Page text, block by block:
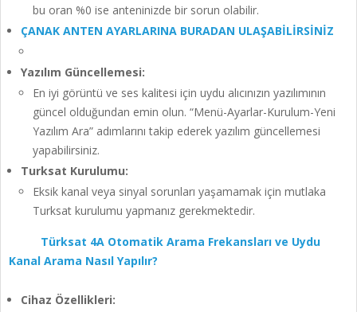
bu oran %0 ise anteninizde bir sorun olabilir.
ÇANAK ANTEN AYARLARINA BURADAN ULAŞABİLİRSİNİZ
Yazılım Güncellemesi:
En iyi görüntü ve ses kalitesi için uydu alıcınızın yazılımının
güncel olduğundan emin olun. “Menü-Ayarlar-Kurulum-Yeni
Yazılım Ara” adımlarını takip ederek yazılım güncellemesi
yapabilirsiniz.
Turksat Kurulumu:
Eksik kanal veya sinyal sorunları yaşamamak için mutlaka
Turksat kurulumu yapmanız gerekmektedir.
Türksat 4A Otomatik Arama Frekansları ve Uydu
Kanal Arama Nasıl Yapılır?
Cihaz Özellikleri: